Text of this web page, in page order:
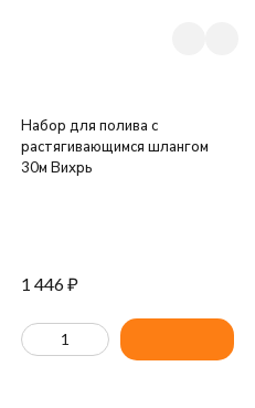
Набор для полива с
растягивающимся шлангом
30м Вихрь
1 446₽